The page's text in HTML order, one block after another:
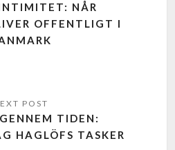
NÅR
OFFENTLIGT I
TIDEN:
HAGLÖFS TASKER